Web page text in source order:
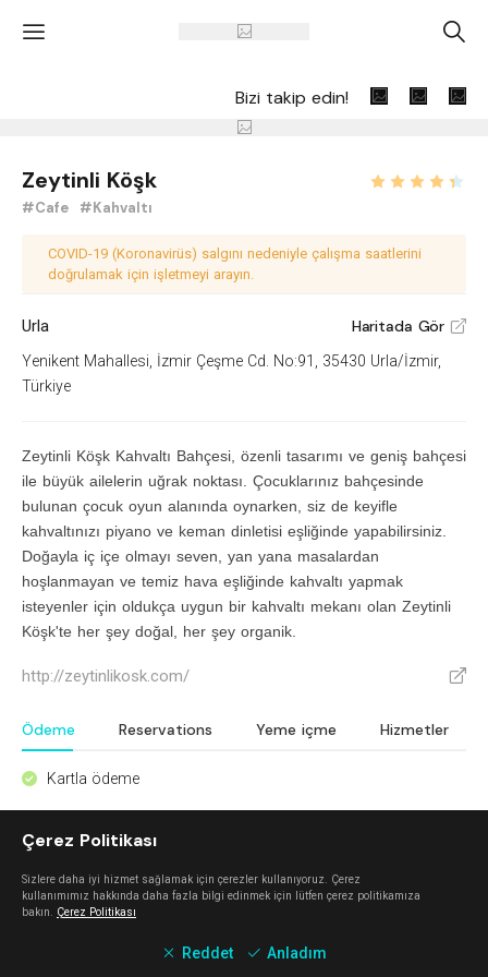
' A
Bizi takip edin!
Zeytinli Köşk
#Cafe #Kahvaltı
COVID-19 (Koronavirüs) salgını nedeniyle çalışma saatlerini
doğrulamak için işletmeyi arayın.
Urla Haritada Gör V
Yenikent Mahallesi, İzmir Çeşme Cd. No:91, 35430 Urla/İzmir,
Türkiye
Zeytinli Köşk Kahvaltı Bahçesi, özenli tasarımı ve geniş bahçesi
ile büyük ailelerin uğrak noktası. Çocuklarınız bahçesinde
bulunan çocuk oyun alanında oynarken, siz de keyifle
kahvaltınızı piyano ve keman dinletisi eşliğinde yapabilirsiniz.
Doğayla iç içe olmayı seven, yan yana masalardan
hoşlanmayan ve temiz hava eşliğinde kahvaltı yapmak
isteyenler için oldukça uygun bir kahvaltı mekanı olan Zeytinli
Köşk'te her şey doğal, her şey organik.
http://zeytinlikosk.com/ V
Ödeme Reservations Yeme içme Hizmetler
^ Kartla ödeme
Keşfet
Mahalle Güzelbahçe
Güzelbahçe
Çerez Politikası
Sizlere daha iyi hizmet sağlamak için çerezler kullanıyoruz. Çerez
kullanımımız hakkında daha fazla bilgi edinmek için lütfen çerez politikamıza
bakın. Çerez Politikası
Reddet Anladım